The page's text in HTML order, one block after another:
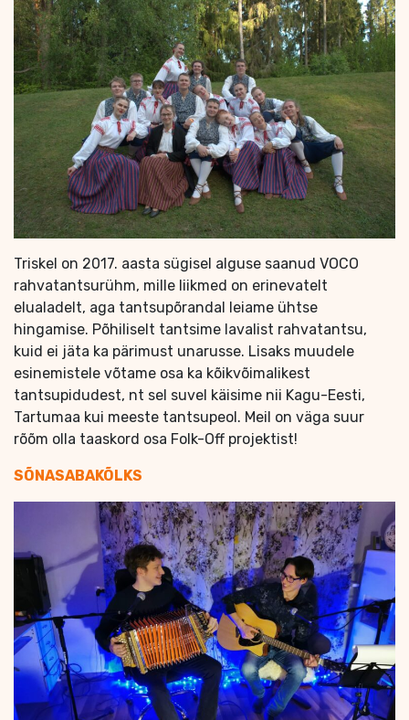
Triskel on 2017. aasta sügisel alguse saanud VOCO
rahvatantsurühm, mille liikmed on erinevatelt
elualadelt, aga tantsupõrandal leiame ühtse
hingamise. Põhiliselt tantsime lavalist rahvatantsu,
kuid ei jäta ka pärimust unarusse. Lisaks muudele
esinemistele võtame osa ka kõikvõimalikest
tantsupidudest, nt sel suvel käisime nii Kagu-Eesti,
Tartumaa kui meeste tantsupeol. Meil on väga suur
rõõm olla taaskord osa Folk-Off projektist!
SÕNASABAKÕLKS